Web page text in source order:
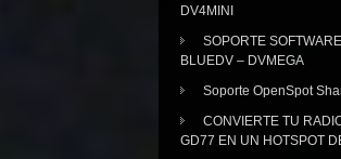
DV4MINI
SOPORTE SOFTWARE
BLUEDV – DVMEGA
Soporte OpenSpot
CONVIERTE TU
GD77 EN UN HOTSPOT